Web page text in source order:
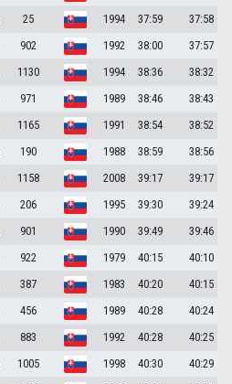
25 1994 37:59
37:58
902 1992 38:00
37:57
1130 1994 38:36
38:32
971 1989 38:46
38:43
1165 1991 38:54
38:52
190 1988 38:59
38:56
1158 2008 39:17
39:17
206 1995 39:30
39:24
901 1990 39:49
39:46
922 1979 40:15
40:10
387 1983 40:20
40:15
456 1989 40:28
40:24
883 1992 40:28
40:25
1005 1998 40:30
40:29